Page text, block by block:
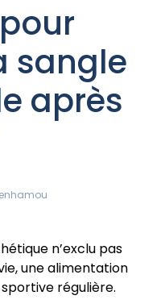
sangle
après
n’exclu pas
une alimentation
régulière.